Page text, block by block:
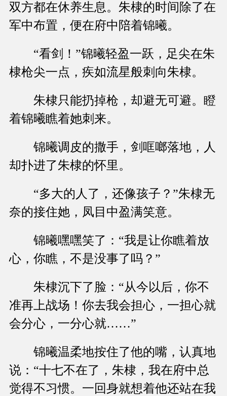
双方都在休养生息。朱棣的时间除了在
军中布置，便在府中陪着锦曦。
“看剑！”锦曦轻盈一跃，足尖在朱
棣枪尖一点，疾如流星般刺向朱棣。
朱棣只能扔掉枪，却避无可避。瞪
着锦曦瞧着她刺来。
锦曦调皮的撒手，剑哐啷落地，人
却扑进了朱棣的怀里。
“多大的人了，还像孩子？”朱棣无
奈的接住她，凤目中盈满笑意。
锦曦嘿嘿笑了：“我是让你瞧着放
心，你瞧，不是没事了吗？”
朱棣沉下了脸：“从今以后，你不
准再上战场！你去我会担心，一担心就
会分心，一分心就……”
锦曦温柔地按住了他的嘴，认真地
说：“十七不在了，朱棣，我在府中总
觉得不习惯。一回身就想着他还站在我